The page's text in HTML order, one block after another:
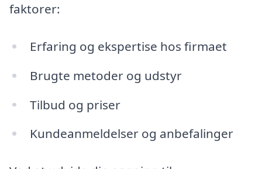
faktorer:
Erfaring og ekspertise hos firmaet
Brugte metoder og udstyr
Tilbud og priser
Kundeanmeldelser og anbefalinger